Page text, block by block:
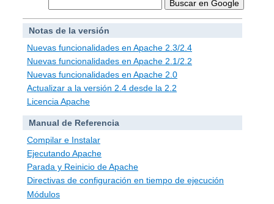
Notas de la versión
Nuevas funcionalidades en Apache 2.3/2.4
Nuevas funcionalidades en Apache 2.1/2.2
Nuevas funcionalidades en Apache 2.0
Actualizar a la versión 2.4 desde la 2.2
Licencia Apache
Manual de Referencia
Compilar e Instalar
Ejecutando Apache
Parada y Reinicio de Apache
Directivas de configuración en tiempo de ejecución
Módulos